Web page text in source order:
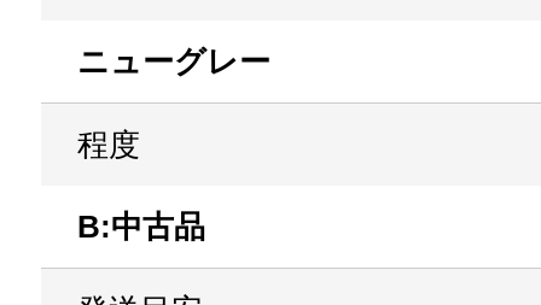
ニューグレー
程度
B:中古品